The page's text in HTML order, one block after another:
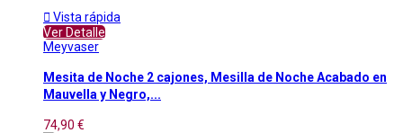
 Vista rápida
Ver Detalle
Meyvaser
Mesita de Noche 2 cajones, Mesilla de Noche Acabado en
Mauvella y Negro,...
74,90 €